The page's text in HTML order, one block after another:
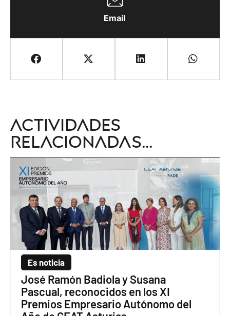
Email
Actividades
relacionadas...
Es noticia
José Ramón Badiola y Susana
Pascual, reconocidos en los XI
Premios Empresario Autónomo del